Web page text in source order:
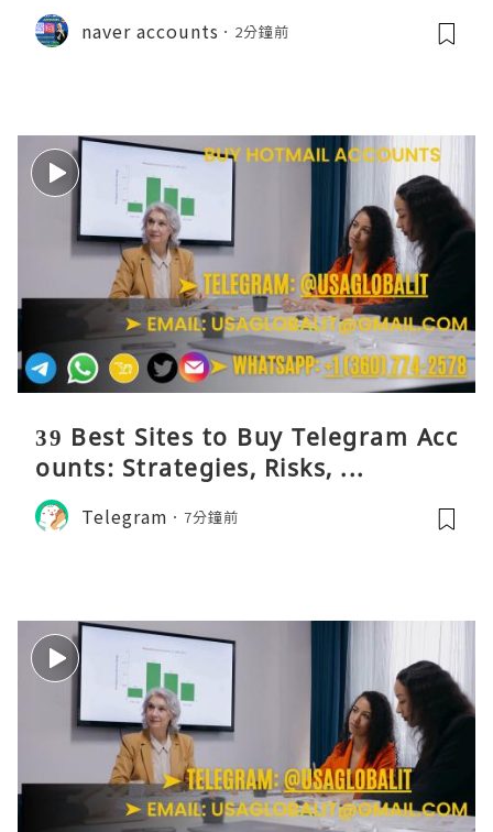
naver accounts 2分鐘前
39 Best Sites to Buy Telegram Acc
ounts: Strategies, Risks, ...
Telegram 7分鐘前